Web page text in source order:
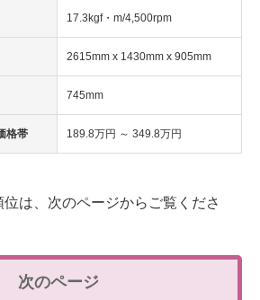
17.3kgf・m/4,500rpm
2615mm x 1430mm x 905mm
745mm
格帯 189.8万円 ～ 349.8万円
は、次のページからご覧くださ